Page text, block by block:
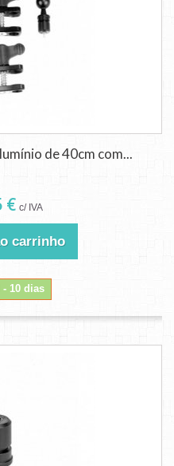
de 40cm com...
€ c/ IVA
carrinho
10 dias